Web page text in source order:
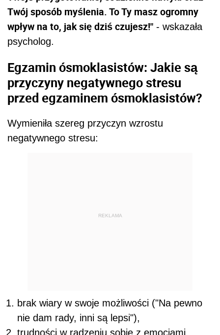
Twój sposób myślenia. To Ty masz ogromny
wpływ na to, jak się dziś czujesz!" - wskazała
psycholog.
Egzamin ósmoklasistów: Jakie są
przyczyny negatywnego stresu
przed egzaminem ósmoklasistów?
Wymieniła szereg przyczyn wzrostu
negatywnego stresu:
REKLAMA
brak wiary w swoje możliwości ("Na pewno
nie dam rady, inni są lepsi"),
trudności w radzeniu sobie z emocjami,